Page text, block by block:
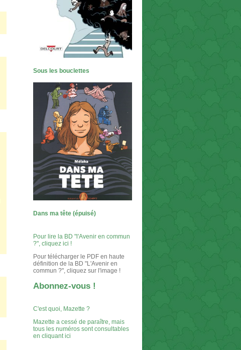
Sous les bouclettes
Dans ma tête (épuisé)
Pour lire la BD "l'Avenir en commun
?", cliquez ici !
Pour télécharger le PDF en haute
définition de la BD "L'Avenir en
commun ?", cliquez sur l'image !
Abonnez-vous !
C'est quoi, Mazette ?
Mazette a cessé de paraître, mais
tous les numéros sont consultables
en cliquant ici